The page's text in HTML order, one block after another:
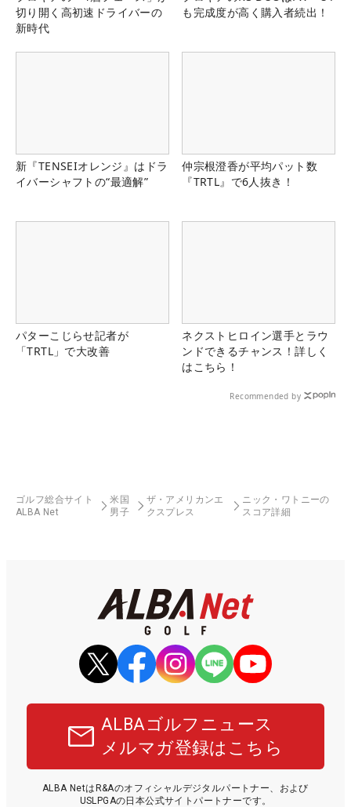
切り開く高初速ドライバーの
新時代
も完成度が高く購入者続出！
新『TENSEIオレンジ』はドラ
イバーシャフトの“最適解”
仲宗根澄香が平均パット数
『TRTL』で6人抜き！
パターこじらせ記者が
「TRTL」で大改善
ネクストヒロイン選手とラウ
ンドできるチャンス！詳しく
はこちら！
Recommended by
ゴルフ総合サイト
ALBA Net
米国
男子
ザ・アメリカンエ
クスプレス
ニック・ワトニーの
スコア詳細
ALBAゴルフニュース
メルマガ登録はこちら
ALBA NetはR&Aのオフィシャルデジタルパートナー、および
USLPGAの日本公式サイトパートナーです。